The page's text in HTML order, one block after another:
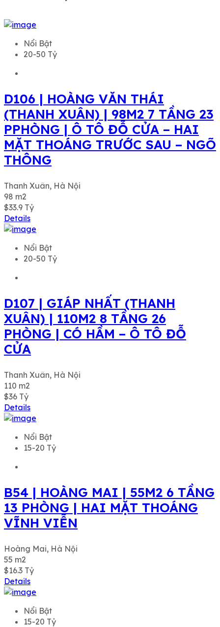
Nổi Bật
20-50 Tỷ
D106 | HOÀNG VĂN THÁI
(THANH XUÂN) | 98M2 7 TẦNG 23
PPHÒNG | Ô TÔ ĐỖ CỬA – HAI
MẶT THOÁNG TRƯỚC SAU – NGÕ
THÔNG
Thanh Xuân, Hà Nội
98 m2
$33.9 Tỷ
Details
Nổi Bật
20-50 Tỷ
D107 | GIÁP NHẤT (THANH
XUÂN) | 110M2 8 TẦNG 26
PHÒNG | CÓ HẦM – Ô TÔ ĐỖ
CỬA
Thanh Xuân, Hà Nội
110 m2
$36 Tỷ
Details
Nổi Bật
15-20 Tỷ
B54 | HOÀNG MAI | 55M2 6 TẦNG
13 PHÒNG | HAI MẶT THOÁNG
VĨNH VIỄN
Hoàng Mai, Hà Nội
55 m2
$16.3 Tỷ
Details
Nổi Bật
15-20 Tỷ